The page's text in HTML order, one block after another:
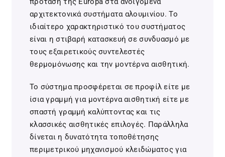
αρχιτεκτονικά συστήματα αλουμινίου. Το
ιδιαίτερο χαρακτηριστικό του συστήματος
είναι η στιβαρή κατασκευή σε συνδυασμό με
τους εξαιρετικούς συντελεστές
θερμομόνωσης και την μοντέρνα αισθητική.
Το σύστημα προσφέρεται σε προφίλ είτε με
ίσια γραμμή για μοντέρνα αισθητική είτε με
σπαστή γραμμή καλύπτοντας και τις
κλασσικές αισθητικές επιλογές. Παράλληλα
δίνεται η δυνατότητα τοποθέτησης
περιμετρικού μηχανισμού κλειδώματος για